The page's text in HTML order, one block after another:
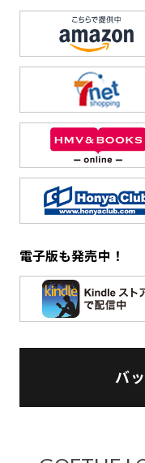
電子版も発売中！
バ